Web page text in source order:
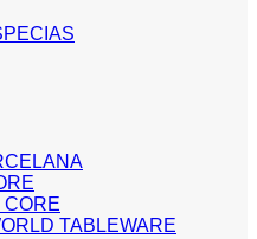
CORE
TABLEWARE